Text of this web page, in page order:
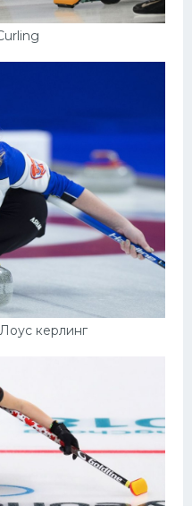
керлинг